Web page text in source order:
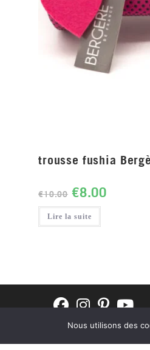
trousse fushia
€10.00 €8.00
Lire la suite
Nous utilisons des